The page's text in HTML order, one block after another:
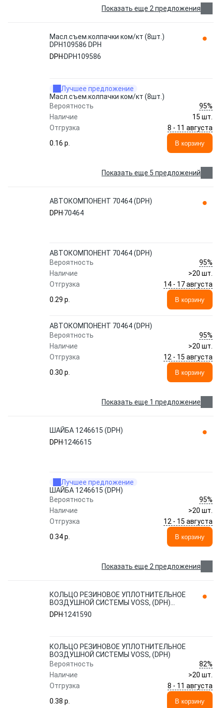
Показать еще 2 предложения
Масл.съем.колпачки ком/кт (8шт.)
DPH109586 DPH
DPH DPH109586
Лучшее предложение
Масл.съем.колпачки ком/кт (8шт.)
Вероятность
95%
Наличие
15 шт.
Отгрузка
8 - 11 августа
0.16 p.
В корзину
Показать еще 5 предложений
АВТОКОМПОНЕНТ 70464 (DPH)
DPH 70464
АВТОКОМПОНЕНТ 70464 (DPH)
Вероятность
95%
Наличие
>20 шт.
Отгрузка
14 - 17 августа
0.29 p.
В корзину
АВТОКОМПОНЕНТ 70464 (DPH)
Вероятность
95%
Наличие
>20 шт.
Отгрузка
12 - 15 августа
0.30 p.
В корзину
Показать еще 1 предложение
ШАЙБА 1246615 (DPH)
DPH 1246615
Лучшее предложение
ШАЙБА 1246615 (DPH)
Вероятность
95%
Наличие
>20 шт.
Отгрузка
12 - 15 августа
0.34 p.
В корзину
Показать еще 2 предложения
КОЛЬЦО РЕЗИНОВОЕ УПЛОТНИТЕЛЬНОЕ
ВОЗДУШНОЙ СИСТЕМЫ VOSS, (DPH)
1241590
DPH 1241590
КОЛЬЦО РЕЗИНОВОЕ УПЛОТНИТЕЛЬНОЕ
ВОЗДУШНОЙ СИСТЕМЫ VOSS, (DPH)
Вероятность
82%
Наличие
>20 шт.
Отгрузка
8 - 11 августа
0.38 p.
В корзину